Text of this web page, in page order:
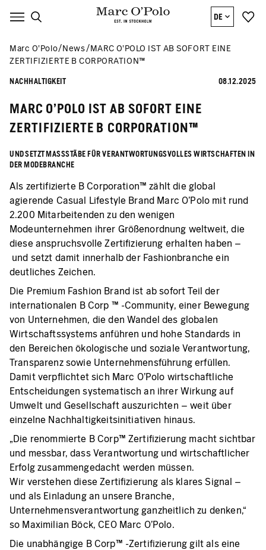
DE
Marc O’Polo News
MARC O’POLO IST AB SOFORT EINE
ZERTIFIZIERTE B CORPORATION™
NACHHALTIGKEIT 08.12.2025
MARC O’POLO IST AB SOFORT EINE
ZERTIFIZIERTE B CORPORATION™
UND SETZT MASSSTÄBE FÜR VERANTWORTUNGSVOLLES WIRTSCHAFTEN IN D
ER MODEBRANCHE
Als zertifizierte B Corporation™ zählt die global
agierende Casual Lifestyle Brand Marc O’Polo mit rund
2.200 Mitarbeitenden zu den wenigen
Modeunternehmen ihrer Größenordnung weltweit, die
diese anspruchsvolle Zertifizierung erhalten haben –
und setzt damit innerhalb der Fashionbranche ein
deutliches Zeichen.
Die Premium Fashion Brand ist ab sofort Teil der
internationalen B Corp ™ -Community, einer Bewegung
von Unternehmen, die den Wandel des globalen
Wirtschaftssystems anführen und hohe Standards in
den Bereichen ökologische und soziale Verantwortung,
Transparenz sowie Unternehmensführung erfüllen.
Damit verpflichtet sich Marc O’Polo wirtschaftliche
Entscheidungen systematisch an ihrer Wirkung auf
Umwelt und Gesellschaft auszurichten – weit über
einzelne Nachhaltigkeitsinitiativen hinaus.
„Die renommierte B Corp™ Zertifizierung macht sichtbar
und messbar, dass Verantwortung und wirtschaftlicher
Erfolg zusammengedacht werden müssen.
Wir verstehen diese Zertifizierung als klares Signal –
und als Einladung an unsere Branche,
Unternehmensverantwortung ganzheitlich zu denken,“
so Maximilian Böck, CEO Marc O’Polo.
Die unabhängige B Corp™ -Zertifizierung gilt als eine